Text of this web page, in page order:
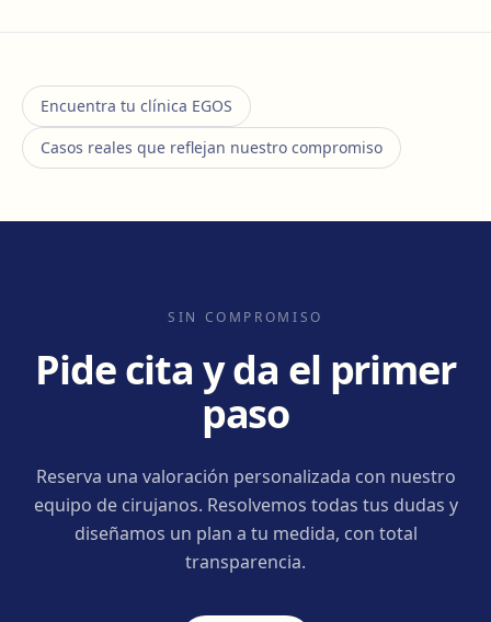
Encuentra tu clínica EGOS
Casos reales que reflejan nuestro compromiso
SIN COMPROMISO
Pide cita y da el primer
paso
Reserva una valoración personalizada con nuestro
equipo de cirujanos. Resolvemos todas tus dudas y
diseñamos un plan a tu medida, con total
transparencia.